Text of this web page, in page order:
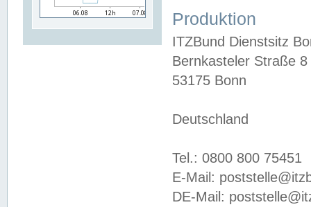
Produktion
ITZBund Dienstsitz
Bernkasteler Straße 8
53175 Bonn
Deutschland
Tel.: 0800 800 75451
E-Mail:
DE-Mail: